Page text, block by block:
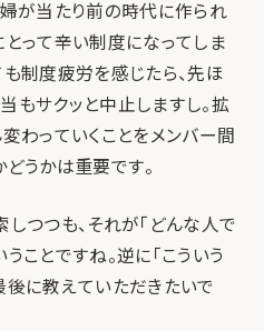
婦が当たり前の時代に作られ
とって辛い制度になってしま
制度疲労を感じたら、先ほ
もサクッと中止しますし。拡
わっていくことをメンバー間
うかは重要です。
つつも、それが「どんな人で
ことですね。逆に「こういう
後に教えていただきたいで